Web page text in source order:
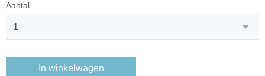
Aantal
In winkelwagen